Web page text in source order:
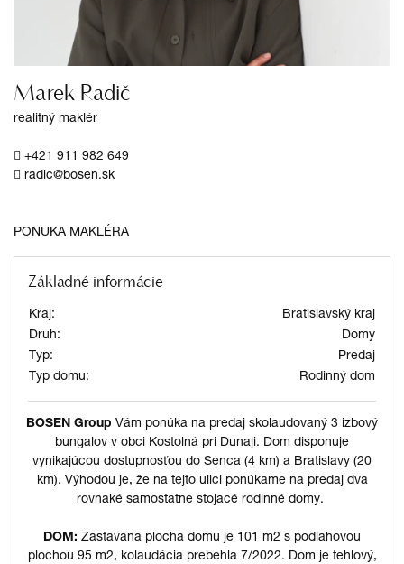
Marek Radič
realitný maklér
+421 911 982 649
radic@bosen.sk
PONUKA MAKLÉRA
Základné informácie
Kraj:
Bratislavský kraj
Druh:
Domy
Typ:
Predaj
Typ domu:
Rodinný dom
BOSEN Group Vám ponúka na predaj skolaudovaný 3 izbový
bungalov v obci Kostolná pri Dunaji. Dom disponuje
vynikajúcou dostupnosťou do Senca (4 km) a Bratislavy (20
km). Výhodou je, že na tejto ulici ponúkame na predaj dva
rovnaké samostatne stojacé rodinné domy.
DOM: Zastavaná plocha domu je 101 m2 s podlahovou
plochou 95 m2, kolaudácia prebehla 7/2022. Dom je tehlový,